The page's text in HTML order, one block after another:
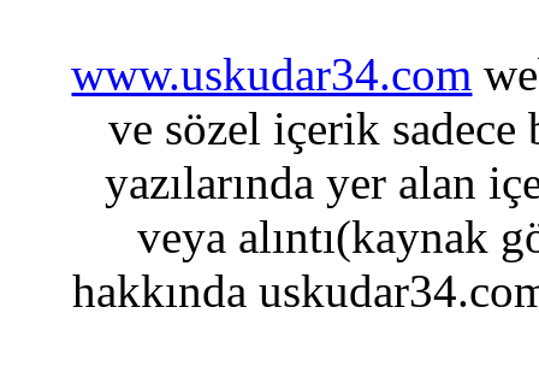
www.uskudar34.com
ve sözel içerik sadece
yazılarında yer alan
veya alıntı(kaynak
hakkında